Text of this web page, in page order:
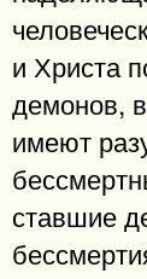
и Христа
демонов,
имеют
ставшие